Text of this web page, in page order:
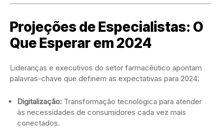
Projeções de Especialistas: O
Que Esperar em 2024
Lideranças e executivos do setor farmacêutico apontam
palavras-chave que definem as expectativas para 2024:
Digitalização: Transformação tecnológica para atender
às necessidades de consumidores cada vez mais
conectados.